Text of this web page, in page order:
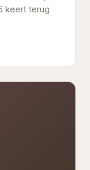
keert terug